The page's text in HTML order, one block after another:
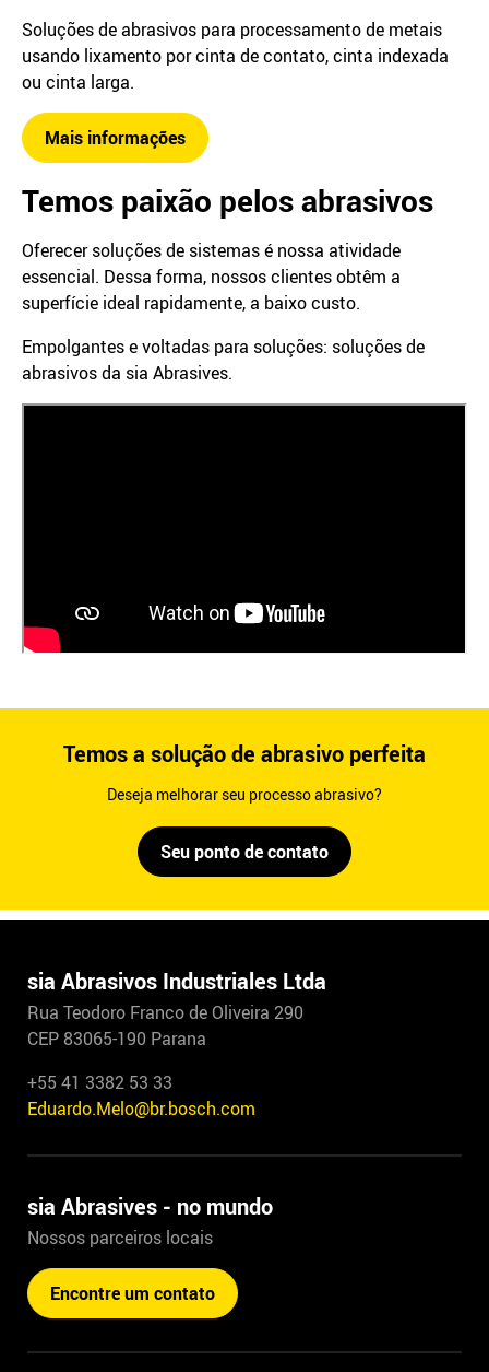
Soluções de abrasivos para processamento de metais
usando lixamento por cinta de contato, cinta indexada
ou cinta larga.
Mais informações
Temos paixão pelos abrasivos
Oferecer soluções de sistemas é nossa atividade
essencial. Dessa forma, nossos clientes obtêm a
superfície ideal rapidamente, a baixo custo.
Empolgantes e voltadas para soluções: soluções de
abrasivos da sia Abrasives.
Temos a solução de abrasivo perfeita
Deseja melhorar seu processo abrasivo?
Seu ponto de contato
sia Abrasivos Industriales Ltda
Rua Teodoro Franco de Oliveira 290
CEP 83065-190 Parana
+55 41 3382 53 33
Eduardo.Melo@br.bosch.com
sia Abrasives - no mundo
Nossos parceiros locais
Encontre um contato